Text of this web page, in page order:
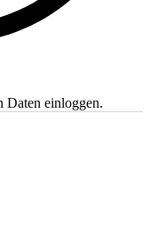
Daten einloggen.